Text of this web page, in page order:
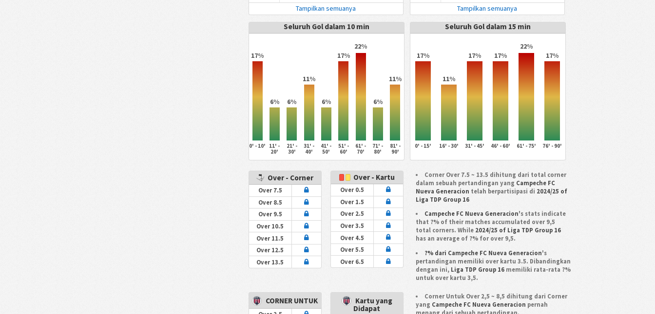
Tampilkan semuanya Tampilkan semuanya
Seluruh Gol dalam 10 min
17%
6% 6%
11%
6%
17%
22%
6%
11%
0' - 10'
11' -
20'
21' -
30'
31' -
40'
41' -
50'
51' -
60'
61' -
70'
71' -
80'
81' -
90'
Seluruh Gol dalam 15 min
17%
11%
17% 17%
22%
17%
0' - 15' 16' - 30' 31' - 45' 46' - 60' 61' - 75' 76' - 90'
Over - Corner
Over 7.5
Over 8.5
Over 9.5
Over 10.5
Over 11.5
Over 12.5
Over 13.5
Over - Kartu
Over 0.5
Over 1.5
Over 2.5
Over 3.5
Over 4.5
Over 5.5
Over 6.5
Corner Over 7.5 ~ 13.5 dihitung dari total corner
dalam sebuah pertandingan yang Campeche FC
Nueva Generacion telah berpartisipasi di 2024/25 of
Liga TDP Group 16
Campeche FC Nueva Generacion's stats indicate
that ?% of their matches accumulated over 9,5
total corners. While 2024/25 of Liga TDP Group 16
has an average of ?% for over 9,5.
?% dari Campeche FC Nueva Generacion's
pertandingan memiliki over kartu 3.5. Dibandingkan
dengan ini, Liga TDP Group 16 memiliki rata-rata ?%
untuk over kartu 3,5.
CORNER UNTUK
Kartu yang
Didapat
Corner Untuk Over 2,5 ~ 8,5 dihitung dari Corner
yang Campeche FC Nueva Generacion pernah